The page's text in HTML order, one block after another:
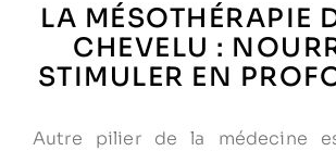
LA MÉSOTHÉRAPIE
CHEVELU :
STIMULER EN
Autre pilier de la médecine